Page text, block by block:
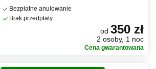
Bezpłatne anulowanie
Brak przedpłaty
od 350 zł
2 osoby, 1 noc
Cena gwarantowana